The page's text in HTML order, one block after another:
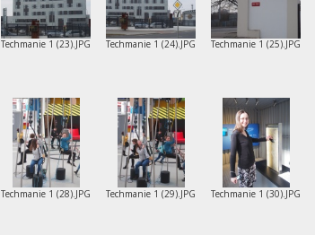
Techmanie 1 (23).JPG Techmanie 1 (24).JPG Techmanie 1 (25).JPG
Techmanie 1 (28).JPG Techmanie 1 (29).JPG Techmanie 1 (30).JPG